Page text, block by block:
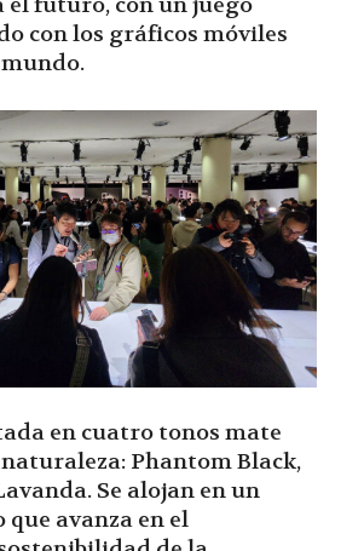
con los gráficos móviles
en cuatro tonos mate
Phantom Black,
Se alojan en un
avanza en el